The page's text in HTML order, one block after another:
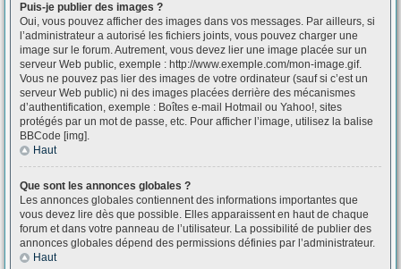
Puis-je publier des images ?
Oui, vous pouvez afficher des images dans vos messages. Par ailleurs, si
l’administrateur a autorisé les fichiers joints, vous pouvez charger une
image sur le forum. Autrement, vous devez lier une image placée sur un
serveur Web public, exemple : http://www.exemple.com/mon-image.gif.
Vous ne pouvez pas lier des images de votre ordinateur (sauf si c’est un
serveur Web public) ni des images placées derrière des mécanismes
d’authentification, exemple : Boîtes e-mail Hotmail ou Yahoo!, sites
protégés par un mot de passe, etc. Pour afficher l’image, utilisez la balise
BBCode [img].
Haut
Que sont les annonces globales ?
Les annonces globales contiennent des informations importantes que
vous devez lire dès que possible. Elles apparaissent en haut de chaque
forum et dans votre panneau de l’utilisateur. La possibilité de publier des
annonces globales dépend des permissions définies par l’administrateur.
Haut